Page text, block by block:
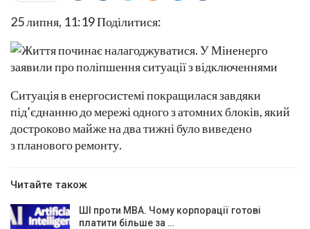
25 липня, 11:19Поділитися:
Ситуація в енергосистемі покращилася завдяки
під’єднанню до мережі одного з атомних блоків, який
достроково майже на два тижні було виведено
з планового ремонту.
Читайте також
ШІ проти MBA. Чому корпорації готові
платити більше за …